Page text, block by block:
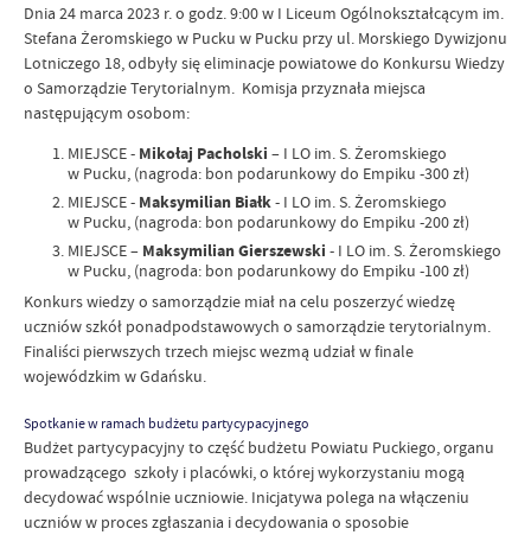
Dnia 24 marca 2023 r. o godz. 9:00 w I Liceum Ogólnokształcącym im.
Stefana Żeromskiego w Pucku w Pucku przy ul. Morskiego Dywizjonu
Lotniczego 18, odbyły się eliminacje powiatowe do Konkursu Wiedzy
o Samorządzie Terytorialnym. Komisja przyznała miejsca
następującym osobom:
MIEJSCE - Mikołaj Pacholski – I LO im. S. Żeromskiego
w Pucku, (nagroda: bon podarunkowy do Empiku -300 zł)
MIEJSCE - Maksymilian Białk- I LO im. S. Żeromskiego
w Pucku, (nagroda: bon podarunkowy do Empiku -200 zł)
MIEJSCE – Maksymilian Gierszewski - I LO im. S. Żeromskiego
w Pucku, (nagroda: bon podarunkowy do Empiku -100 zł)
Konkurs wiedzy o samorządzie miał na celu poszerzyć wiedzę
uczniów szkół ponadpodstawowych o samorządzie terytorialnym.
Finaliści pierwszych trzech miejsc wezmą udział w finale
wojewódzkim w Gdańsku.
Spotkanie w ramach budżetu partycypacyjnego
Budżet partycypacyjny to część budżetu Powiatu Puckiego, organu
prowadzącego szkoły i placówki, o której wykorzystaniu mogą
decydować wspólnie uczniowie. Inicjatywa polega na włączeniu
uczniów w proces zgłaszania i decydowania o sposobie